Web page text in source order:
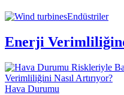
Endüstriler
Enerji
Hava Durumu